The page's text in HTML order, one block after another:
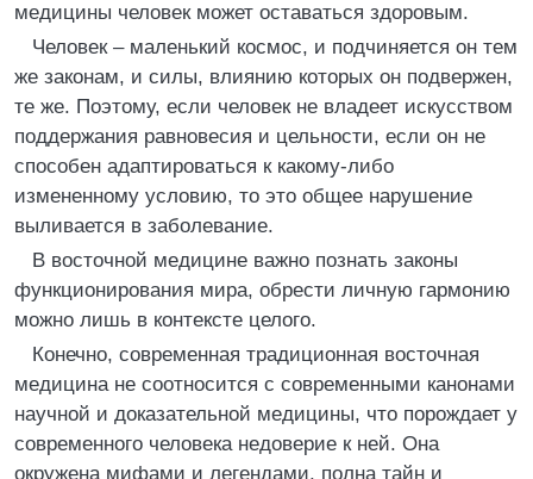
медицины человек может оставаться здоровым.
Человек – маленький космос, и подчиняется он тем
же законам, и силы, влиянию которых он подвержен,
те же. Поэтому, если человек не владеет искусством
поддержания равновесия и цельности, если он не
способен адаптироваться к какому-либо
измененному условию, то это общее нарушение
выливается в заболевание.
В восточной медицине важно познать законы
функционирования мира, обрести личную гармонию
можно лишь в контексте целого.
Конечно, современная традиционная восточная
медицина не соотносится с современными канонами
научной и доказательной медицины, что порождает у
современного человека недоверие к ней. Она
окружена мифами и легендами, полна тайн и